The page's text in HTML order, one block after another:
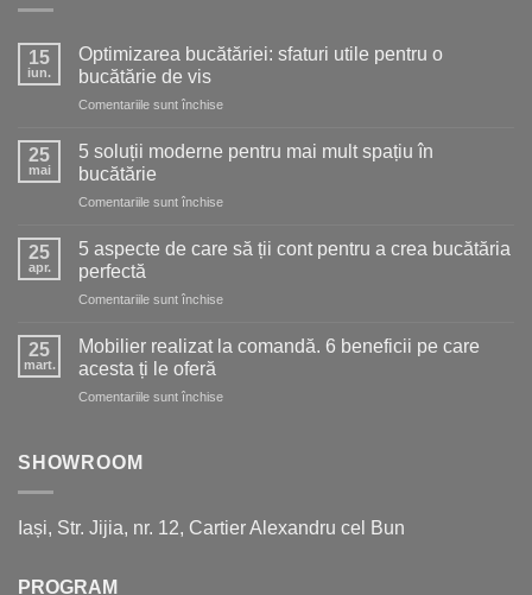
15
iun.
Optimizarea bucătăriei: sfaturi utile pentru o
bucătărie de vis
Comentariile sunt închisepentru
bucătăriei:
sfaturi
pentru
bucătărie
25
mai
5 soluții moderne pentru mai mult spațiu în
bucătărie
Comentariile sunt închisepentru
soluții
moderne
mai
spațiu
25
apr.
5 aspecte de care să ții cont pentru a crea bucătăria
perfectă
Comentariile sunt închisepentru
să
bucătăria
25
mart.
Mobilier realizat la comandă. 6 beneficii pe care
acesta ți le oferă
Comentariile sunt închisepentru
pe
SHOWROOM
Iași, Str. Jijia, nr. 12, Cartier Alexandru cel Bun
PROGRAM